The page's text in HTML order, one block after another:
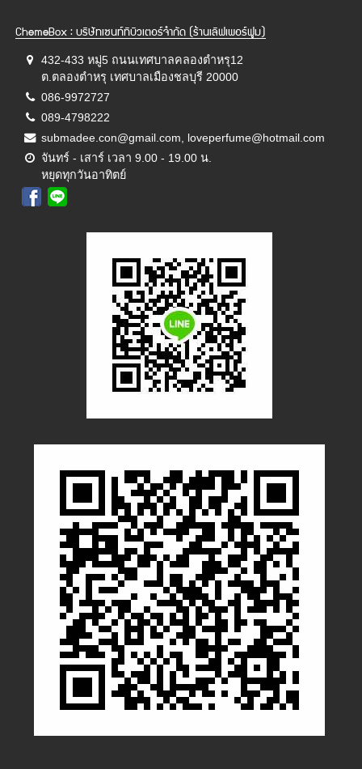
ChemeBox : บริษัทเซนท์ทิบิวเตอร์จำกัด (ร้านเลิฟเพอร์ฟูม)
432-433 หมู่5 ถนนเทศบาลคลองตำหรุ12
ต.ตลองตำหรุ เทศบาลเมืองชลบุรี 20000
086-9972727
089-4798222
submadee.con@gmail.com, loveperfume@hotmail.com
จันทร์ - เสาร์ เวลา 9.00 - 19.00 น.
หยุดทุกวันอาทิตย์